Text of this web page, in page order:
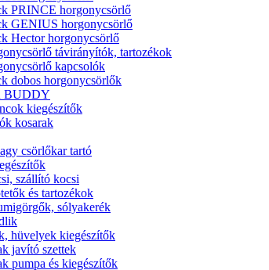
PRINCE horgonycsörlő
GENIUS horgonycsörlő
Hector horgonycsörlő
távirányítók, tartozékok
kapcsolók
dobos horgonycsörlők
BUDDY
kiegészítők
kosarak
csörlőkar tartó
szállító kocsi
és tartozékok
sólyakerék
hüvelyek kiegészítők
javító szettek
pumpa és kiegészítők